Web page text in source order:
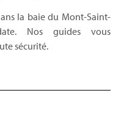
la baie du Mont-Saint-
Nos guides vous
sécurité.